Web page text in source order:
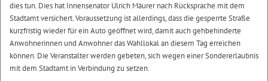
dies tun. Dies hat Innensenator Ulrich Mäurer nach Rücksprache mit dem
Stadtamt versichert. Voraussetzung ist allerdings, dass die gesperrte Straße
kurzfristig wieder für ein Auto geöffnet wird, damit auch gehbehinderte
Anwohnerinnen und Anwohner das Wahllokal an diesem Tag erreichen
können. Die Veranstalter werden gebeten, sich wegen einer Sondererlaubnis
mit dem Stadtamt in Verbindung zu setzen.